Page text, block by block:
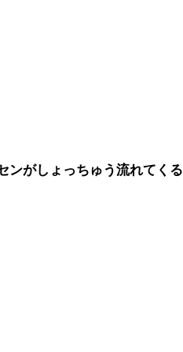
ンがしょっちゅう流れてくる